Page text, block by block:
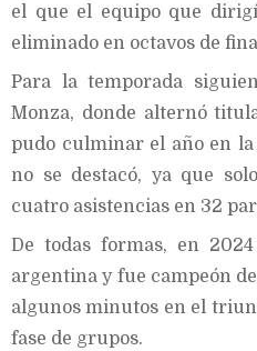
el que el equipo que
eliminado en octavos de
Para la temporada
Monza, donde alternó
pudo culminar el año en
no se destacó, ya que
cuatro asistencias en 32
De todas formas, en
argentina y fue campeón
algunos minutos en el
fase de grupos.